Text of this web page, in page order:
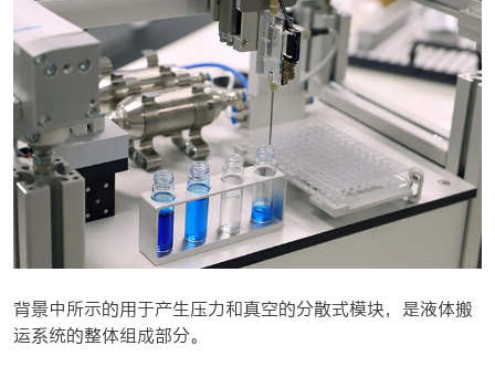
背景中所示的用于产生压力和真空的分散式模块，是液体搬
运系统的整体组成部分。